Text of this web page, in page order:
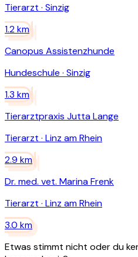
Tierarzt · Sinzig
1.2km
Canopus Assistenzhunde
Hundeschule · Sinzig
1.3 km
Tierarztpraxis Jutta Lange
Tierarzt · Linz am Rhein
2.9 km
Dr. med. vet. Marina Frenk
Tierarzt · Linz am Rhein
3.0 km
Etwas stimmt nicht oder du